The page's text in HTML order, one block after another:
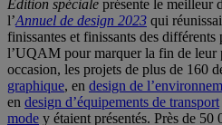
Édition spéciale présente le meilleur
l’Annuel de design 2023 qui
finissantes et finissants des différents
l’UQAM pour marquer la fin de leur
occasion, les projets de plus de 160
graphique, en design de
en design d’équipements de transport
mode y étaient présentés. Près de